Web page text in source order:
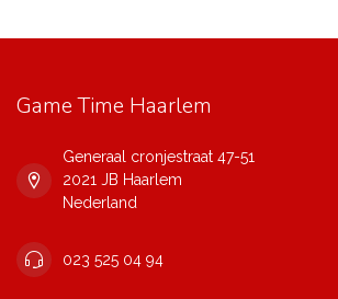
Game Time Haarlem
Generaal cronjestraat 47-51
2021 JB Haarlem
Nederland
023 525 04 94